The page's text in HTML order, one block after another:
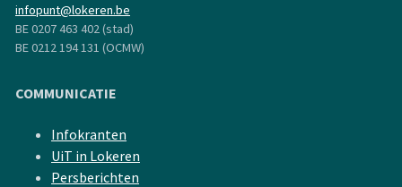
infopunt@lokeren.be
BE 0207 463 402 (stad)
BE 0212 194 131 (OCMW)
COMMUNICATIE
Infokranten
UiT in Lokeren
Persberichten